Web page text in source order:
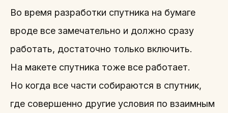
Во время разработки спутника на бумаге
вроде все замечательно и должно сразу
работать, достаточно только включить.
На макете спутника тоже все работает.
Но когда все части собираются в спутник,
где совершенно другие условия по взаимным